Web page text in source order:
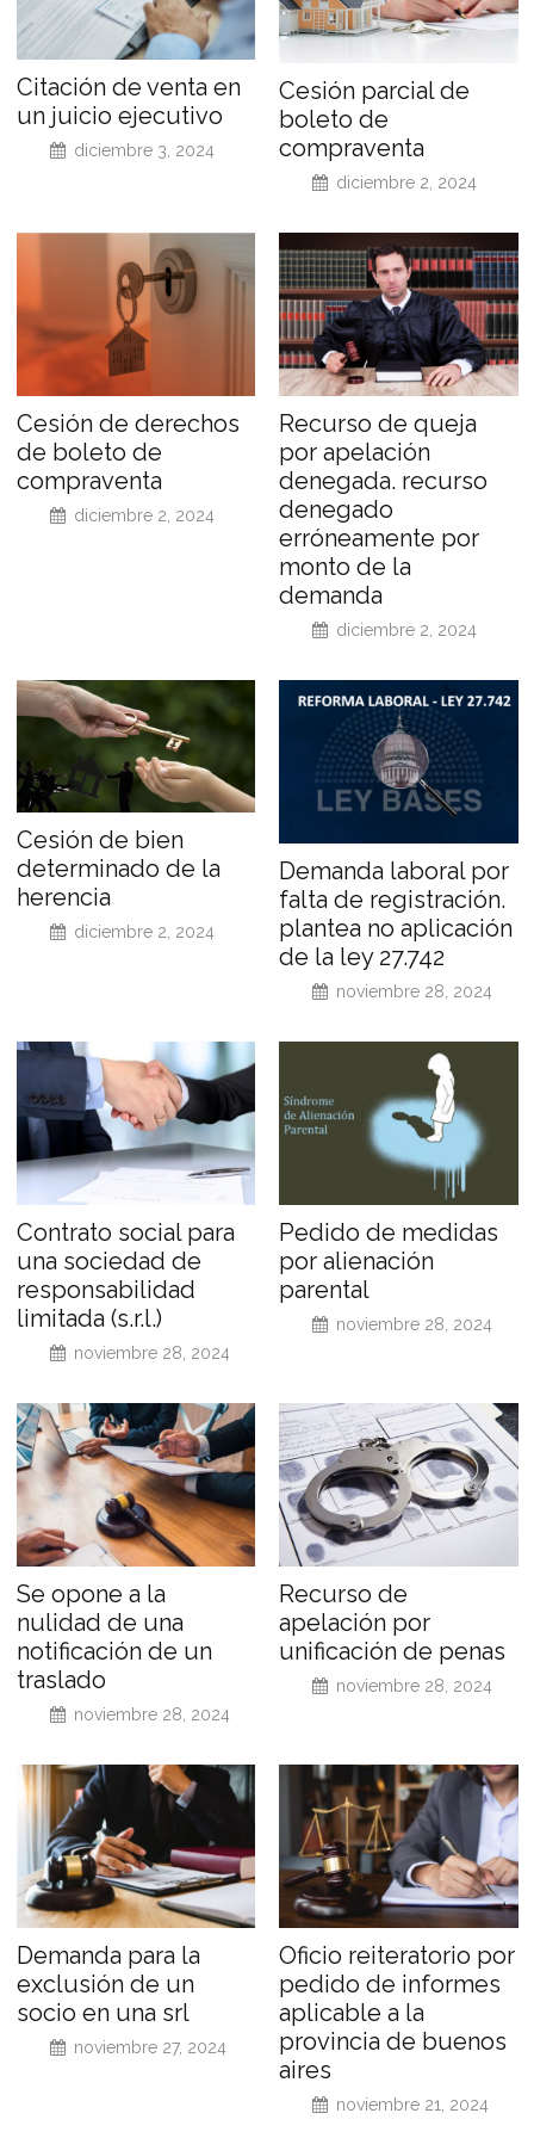
Citación de venta en
un juicio ejecutivo
diciembre 3, 2024
Cesión parcial de
boleto de
compraventa
diciembre 2, 2024
Cesión de derechos
de boleto de
compraventa
diciembre 2, 2024
Recurso de queja
por apelación
denegada. recurso
denegado
erróneamente por
monto de la
demanda
diciembre 2, 2024
Cesión de bien
determinado de la
herencia
diciembre 2, 2024
Demanda laboral por
falta de registración.
plantea no aplicación
de la ley 27.742
noviembre 28, 2024
Contrato social para
una sociedad de
responsabilidad
limitada (s.r.l.)
noviembre 28, 2024
Pedido de medidas
por alienación
parental
noviembre 28, 2024
Se opone a la
nulidad de una
notificación de un
traslado
noviembre 28, 2024
Recurso de
apelación por
unificación de penas
noviembre 28, 2024
Demanda para la
exclusión de un
socio en una srl
noviembre 27, 2024
Oficio reiteratorio por
pedido de informes
aplicable a la
provincia de buenos
aires
noviembre 21, 2024